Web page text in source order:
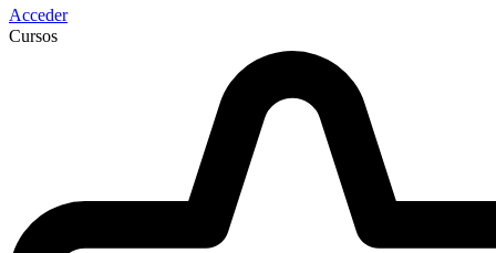
Acceder
Cursos